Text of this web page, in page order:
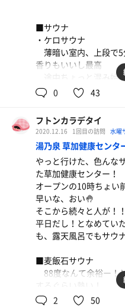
ちゃった
■水風呂
18度くらいであんま
ドボン！って全身浸か
■■感想■■
まず、動線が良い、サ
その反対側に水風呂
そこから外に出ると整
ン。
ずっと高いと思ってい
タオルとか持っていけ
しかも温泉のおかげな
今も気持ち良い。
年内最後のサ活、とて
今年はサウナと出逢え
■サウナ
・ケロサウナ
薄暗い室内、上段で5
香りもいいし最高
途中ちょっと混み始
入れた！
友人のおかけで入室、
っつい！！！
皮膚も痛いし、息は出
結局6分でギブアップ
決めまくってからにし
・岩サウナ
ひろーーーい！上段で
・薪サウナ
人生初の薪サウナ、7
一番薪に近い席に座
と雰囲気を楽しむもの
■水風呂
・サンダートルネード
シングル、しかもト
何回も何回も入って、
0 43
フトンカラデタイ
2020.12.16 1回目の訪問 水曜
湯乃泉 草加健康センタ
やっと行けた、色んな
た草加健康センター！
オープンの10時ちょい
早いな、おい🤚
そこから続々と人が！！
平日だし！となめてい
も、露天風呂でもサウ
■麦飯石サウナ
88度なんて余裕ー！
調子乗って1番上に行っ
2 50